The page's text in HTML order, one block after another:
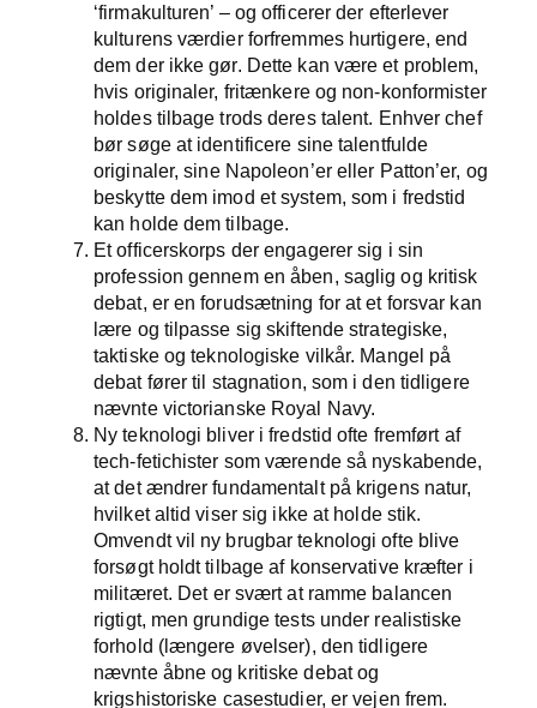
‘firmakulturen’ – og officerer der efterlever
kulturens værdier forfremmes hurtigere, end
dem der ikke gør. Dette kan være et problem,
hvis originaler, fritænkere og non-konformister
holdes tilbage trods deres talent. Enhver chef
bør søge at identificere sine talentfulde
originaler, sine Napoleon’er eller Patton’er, og
beskytte dem imod et system, som i fredstid
kan holde dem tilbage.
Et officerskorps der engagerer sig i sin
profession gennem en åben, saglig og kritisk
debat, er en forudsætning for at et forsvar kan
lære og tilpasse sig skiftende strategiske,
taktiske og teknologiske vilkår. Mangel på
debat fører til stagnation, som i den tidligere
nævnte victorianske Royal Navy.
Ny teknologi bliver i fredstid ofte fremført af
tech-fetichister som værende så nyskabende,
at det ændrer fundamentalt på krigens natur,
hvilket altid viser sig ikke at holde stik.
Omvendt vil ny brugbar teknologi ofte blive
forsøgt holdt tilbage af konservative kræfter i
militæret. Det er svært at ramme balancen
rigtigt, men grundige tests under realistiske
forhold (længere øvelser), den tidligere
nævnte åbne og kritiske debat og
krigshistoriske casestudier, er vejen frem.